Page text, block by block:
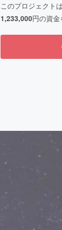
このプロジェクトは
1,233,000円の資金